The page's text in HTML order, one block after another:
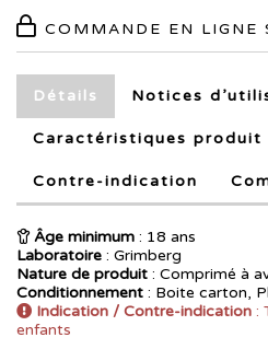
COMMANDE EN LIGNE
Détails Notices
Caractéristiques produit
Contre-indication
Âge minimum : 18 ans
Laboratoire : Grimberg
Nature de produit : Comprimé à
Conditionnement : Boite carton,
Indication / Contre-indication :
enfants